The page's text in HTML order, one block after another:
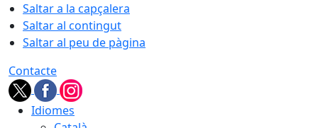
Saltar a la capçalera
Saltar al contingut
Saltar al peu de pàgina
Contacte
Idiomes